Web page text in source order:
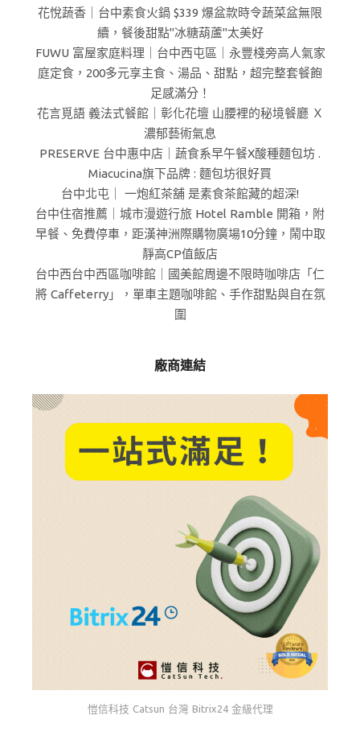
花悅蔬香｜台中素食火鍋 $339 爆盆款時令蔬菜盆無限
續，餐後甜點"冰糖葫蘆"太美好
FUWU 富屋家庭料理｜台中西屯區｜永豐棧旁高人氣家
庭定食，200多元享主食、湯品、甜點，超完整套餐飽
足感滿分！
花言覓語 義法式餐館｜彰化花壇 山腰裡的秘境餐廳 Ｘ
濃郁藝術氣息
PRESERVE 台中惠中店｜蔬食系早午餐X酸種麵包坊 .
Miacucina旗下品牌 : 麵包坊很好買
台中北屯｜ 一炮紅茶舖 是素食茶館藏的超深!
台中住宿推薦｜城市漫遊行旅 Hotel Ramble 開箱，附
早餐、免費停車，距漢神洲際購物廣場10分鐘，鬧中取
靜高CP值飯店
台中西台中西區咖啡館｜國美館周邊不限時咖啡店「仁
將 Caffeterry」，單車主題咖啡館、手作甜點與自在氛
圍
廠商連結
愷信科技 Catsun 台灣 Bitrix24 金級代理